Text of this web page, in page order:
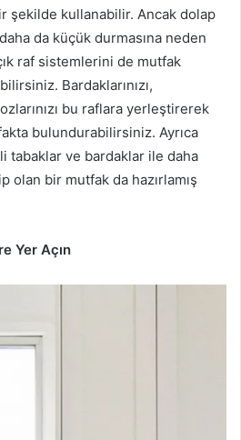
şekilde kullanabilir. Ancak dolap
da küçük durmasına neden
raf sistemlerini de mutfak
Bardaklarınızı,
bu raflara yerleştirerek
bulundurabilirsiniz. Ayrıca
tabaklar ve bardaklar ile daha
olan bir mutfak da hazırlamış
Yer Açın